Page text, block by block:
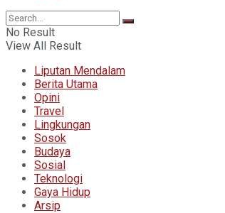
No Result
View All Result
Liputan Mendalam
Berita Utama
Opini
Travel
Lingkungan
Sosok
Budaya
Sosial
Teknologi
Gaya Hidup
Arsip